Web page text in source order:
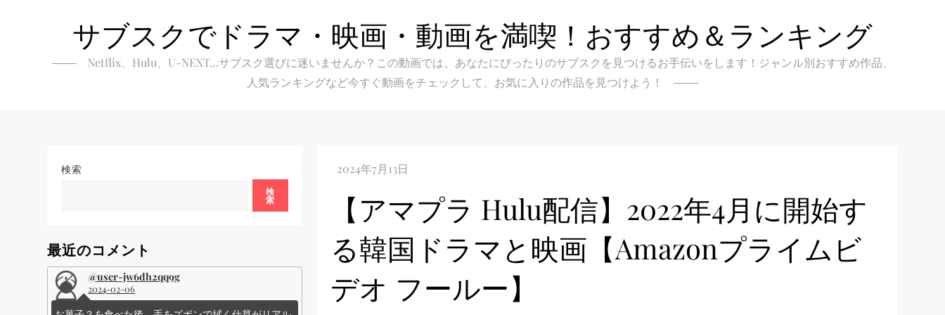
サブスクでドラマ・映画・動画を満喫！おすすめ＆ランキング
Netflix、Hulu、U-NEXT…サブスク選びに迷いませんか？この動画では、あなたにぴったりのサブスクを見つけるお手伝いをします！ジャンル別おすすめ作品、
人気ランキングなど今すぐ動画をチェックして、お気に入りの作品を見つけよう！
【アマプラ Hulu配信】2022年4月に開始す
る韓国ドラマと映画【Amazonプライムビ
デオ フールー】
検索
検
索
最近のコメント
@user-jw6dh2qq9g
2024-02-06